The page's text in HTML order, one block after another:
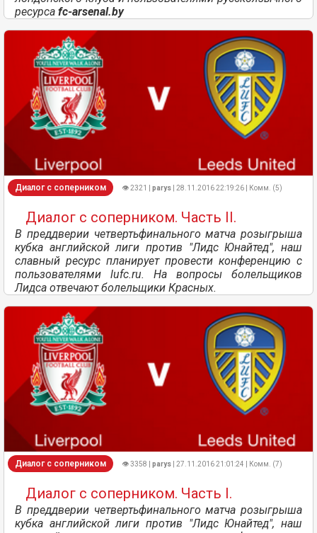
ресурса fc-arsenal.by
Диалог с соперником 👁 2321 | parys | 28.11.2016 22:19:26 | Комм. (5)
Диалог с соперником. Часть II.
В преддверии четвертьфинального матча розыгрыша
кубка английской лиги против "Лидс Юнайтед", наш
славный ресурс планирует провести конференцию с
пользователями lufc.ru. На вопросы болельщиков
Лидса отвечают болельщики Красных.
Диалог с соперником 👁 3358 | parys | 27.11.2016 21:01:24 | Комм. (7)
Диалог с соперником. Часть I.
В преддверии четвертьфинального матча розыгрыша
кубка английской лиги против "Лидс Юнайтед", наш